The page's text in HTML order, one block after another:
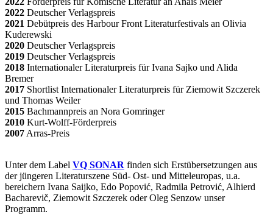
2022 Deutscher Verlagspreis
2021 Debütpreis des Harbour Front Literaturfestivals an Olivia
Kuderewski
2020 Deutscher Verlagspreis
2019 Deutscher Verlagspreis
2018 Internationaler Literaturpreis für Ivana Sajko und Alida
Bremer
2017 Shortlist Internationaler Literaturpreis für Ziemowit Szczerek
und Thomas Weiler
2015 Bachmannpreis an Nora Gomringer
2010 Kurt-Wolff-Förderpreis
2007 Arras-Preis
Unter dem Label VQ SONAR finden sich Erstübersetzungen aus
der jüngeren Literaturszene Süd- Ost- und Mitteleuropas, u.a.
bereichern Ivana Saijko, Edo Popović, Radmila Petrović, Alhierd
Bacharevič, Ziemowit Szczerek oder Oleg Senzow unser
Programm.